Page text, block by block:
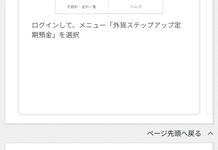
ログインして、メニュー「外貨ステップアップ定
期預金」を選択
ページ先頭へ戻る